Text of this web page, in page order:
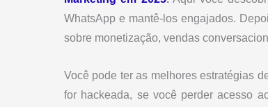
WhatsApp e mantê-los engajados.
sobre monetização, vendas
Você pode ter as melhores estratégias
for hackeada, se você perder acesso